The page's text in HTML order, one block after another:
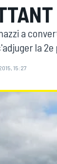
a
la
15:27